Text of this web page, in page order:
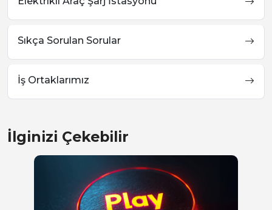
Sıkça Sorulan Sorular
İş Ortaklarımız
İlginizi Çekebilir